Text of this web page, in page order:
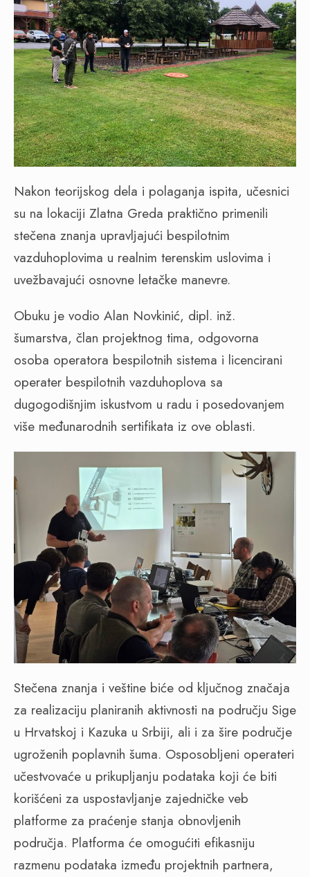
Nakon teorijskog dela i polaganja ispita, učesnici
su na lokaciji Zlatna Greda praktično primenili
stečena znanja upravljajući bespilotnim
vazduhoplovima u realnim terenskim uslovima i
uvežbavajući osnovne letačke manevre.
Obuku je vodio Alan Novkinić, dipl. inž.
šumarstva, član projektnog tima, odgovorna
osoba operatora bespilotnih sistema i licencirani
operater bespilotnih vazduhoplova sa
dugogodišnjim iskustvom u radu i posedovanjem
više međunarodnih sertifikata iz ove oblasti.
Stečena znanja i veštine biće od ključnog značaja
za realizaciju planiranih aktivnosti na području Sige
u Hrvatskoj i Kazuka u Srbiji, ali i za šire područje
ugroženih poplavnih šuma. Osposobljeni operateri
učestvovaće u prikupljanju podataka koji će biti
korišćeni za uspostavljanje zajedničke veb
platforme za praćenje stanja obnovljenih
područja. Platforma će omogućiti efikasniju
razmenu podataka između projektnih partnera,